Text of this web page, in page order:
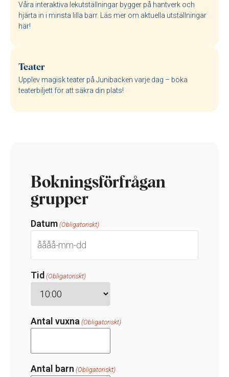
Våra interaktiva lekutställningar bygger på hantverk och
hjärta in i minsta lilla barr. Läs mer om aktuella utställningar
här!
Teater
Upplev magisk teater på Junibacken varje dag – boka
teaterbiljett för att säkra din plats!
Bokningsförfrågan
grupper
Datum (Obligatoriskt)
ÅÅÅÅ
streck
streck
Tid (Obligatoriskt)
Antal vuxna (Obligatoriskt)
Antal barn (Obligatoriskt)